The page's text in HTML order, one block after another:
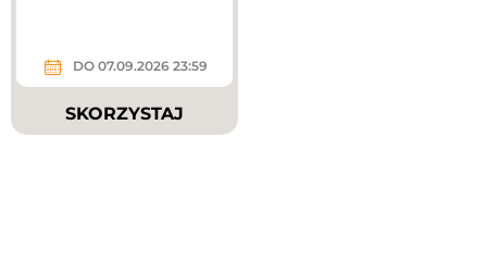
DO 07.09.2026 23:59
SKORZYSTAJ